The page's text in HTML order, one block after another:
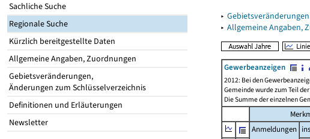
Sachliche Suche
Regionale Suche
Kürzlich bereitgestellte Daten
Allgemeine Angaben, Zuordnungen
Gebietsveränderungen,
Änderungen zum Schlüsselverzeichnis
Definitionen und Erläuterungen
Newsletter
▸
▸ Allgemeine Angaben,
Gewerbeanzeigen
2012: Bei den
Gemeinde wurde zum Teil
Die Summe der einzelnen
Anmeldungen